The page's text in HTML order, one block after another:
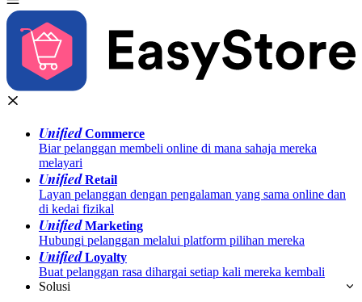
UnifiedCommerce
Biar pelanggan membeli online di mana sahaja mereka
melayari
UnifiedRetail
Layan pelanggan dengan pengalaman yang sama online dan
di kedai fizikal
UnifiedMarketing
Hubungi pelanggan melalui platform pilihan mereka
UnifiedLoyalty
Buat pelanggan rasa dihargai setiap kali mereka kembali
Solusi